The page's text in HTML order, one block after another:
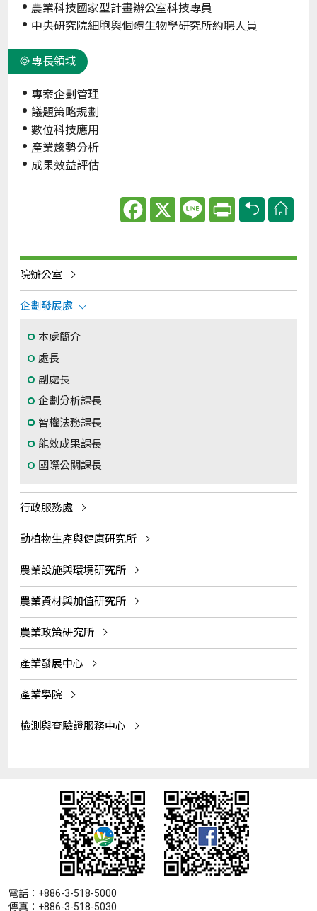
農業科技國家型計畫辦公室科技專員
中央研究院細胞與個體生物學研究所約聘人員
專長領域
專案企劃管理
議題策略規劃
數位科技應用
產業趨勢分析
成果效益評估
院辦公室
企劃發展處
本處簡介
處長
副處長
企劃分析課長
智權法務課長
能效成果課長
國際公關課長
行政服務處
動植物生產與健康研究所
農業設施與環境研究所
農業資材與加值研究所
農業政策研究所
產業發展中心
產業學院
檢測與查驗證服務中心
Facebook
X Line Print
電話：+886-3-518-5000
傳真：+886-3-518-5030